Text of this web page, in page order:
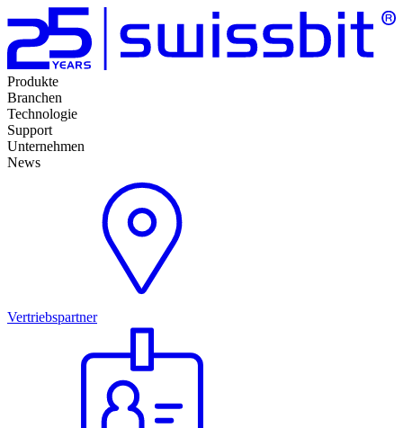
Produkte
Branchen
Technologie
Support
Unternehmen
News
Vertriebspartner